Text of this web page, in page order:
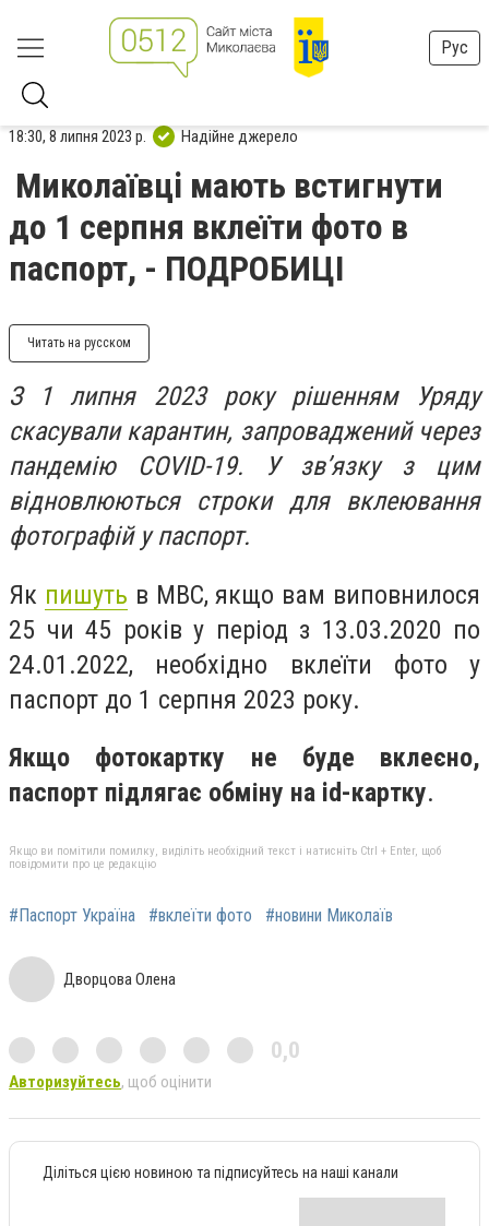
Рус
18:30, 8 липня 2023 р. Надійне джерело
Миколаївці мають встигнути
до 1 серпня вклеїти фото в
паспорт, - ПОДРОБИЦІ
Читать на русском
З 1 липня 2023 року рішенням Уряду
скасували карантин, запроваджений через
пандемію COVID-19. У зв’язку з цим
відновлюються строки для вклеювання
фотографій у паспорт.
Як пишуть в МВС, якщо вам виповнилося
25 чи 45 років у період з 13.03.2020 по
24.01.2022, необхідно вклеїти фото у
паспорт до 1 серпня 2023 року.
Якщо фотокартку не буде вклеєно,
паспорт підлягає обміну на id-картку.
Якщо ви помітили помилку, виділіть необхідний текст і натисніть Ctrl + Enter, щоб
повідомити про це редакцію
#Паспорт Україна #вклеїти фото #новини Миколаїв
Дворцова Олена
0,0
Авторизуйтесь, щоб оцінити
Діліться цією новиною та підписуйтесь на наші канали